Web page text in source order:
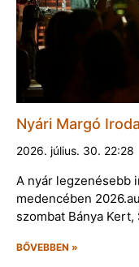
Nyári Margó
2026. július. 30. 22:28
A nyár legzenésebb
medencében
szombat Bánya
BŐVEBBEN »